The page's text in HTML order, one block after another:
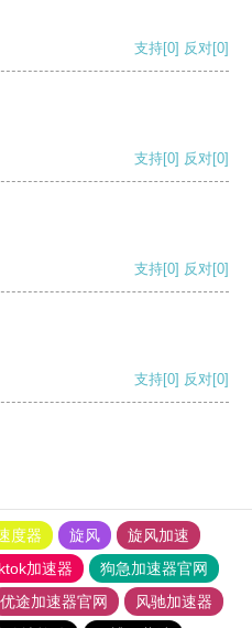
支持[0] 反对[0]
支持[0] 反对[0]
支持[0] 反对[0]
支持[0] 反对[0]
度器 旋风
旋风加速
加速器
狗急加速器官网
优途加速器官网
风驰加速器